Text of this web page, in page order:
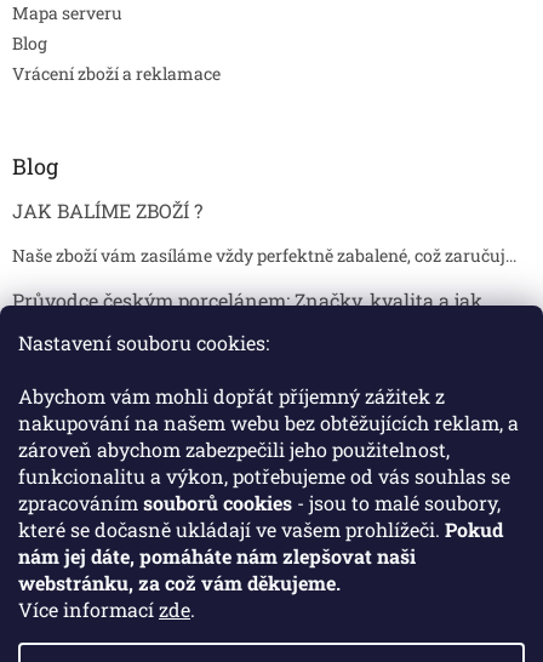
Nastavení souboru cookies:
Abychom vám mohli dopřát příjemný zážitek z
nakupování na našem webu bez obtěžujících reklam, a
zároveň abychom zabezpečili jeho použitelnost,
funkcionalitu a výkon, potřebujeme od vás souhlas se
zpracováním souborů cookies - jsou to malé soubory,
které se dočasně ukládají ve vašem prohlížeči. Pokud
nám jej dáte, pomáháte nám zlepšovat naši
webstránku, za což vám děkujeme.
Více informacízde.
Mapa serveru
Blog
Vrácení zboží a reklamace
Blog
JAK BALÍME ZBOŽÍ ?
Naše zboží vám zasíláme vždy perfektně zabalené, což zaručuj...
Průvodce českým porcelánem: Značky, kvalita a jak
Jak skladovat broušené sklenice, aby se nepoškodily?
Broušené sklenice jsou symbolem elegance, tradice a luxusu. ...
Facebook